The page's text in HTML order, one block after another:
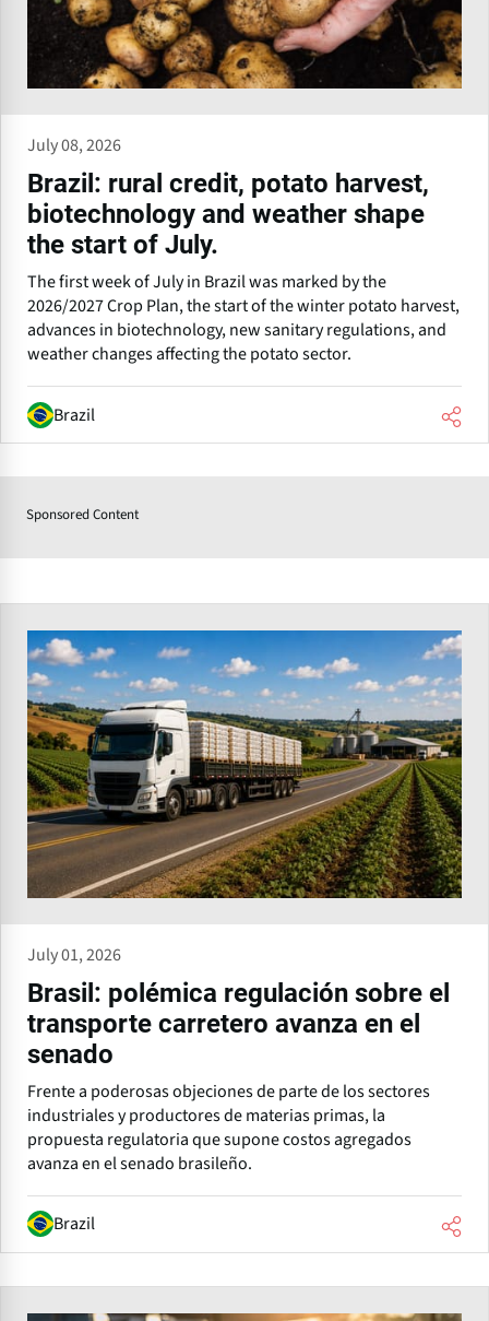
July 08, 2026
Brazil: rural credit, potato harvest,
biotechnology and weather shape
the start of July.
The first week of July in Brazil was marked by the
2026/2027 Crop Plan, the start of the winter potato harvest,
advances in biotechnology, new sanitary regulations, and
weather changes affecting the potato sector.
Brazil
Sponsored Content
July 01, 2026
Brasil: polémica regulación sobre el
transporte carretero avanza en el
senado
Frente a poderosas objeciones de parte de los sectores
industriales y productores de materias primas, la
propuesta regulatoria que supone costos agregados
avanza en el senado brasileño.
Brazil